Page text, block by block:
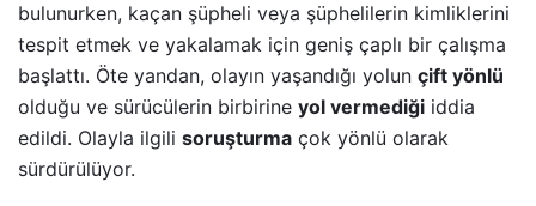
bulunurken, kaçan şüpheli veya şüphelilerin kimliklerini
tespit etmek ve yakalamak için geniş çaplı bir çalışma
başlattı. Öte yandan, olayın yaşandığı yolun çift yönlü
olduğu ve sürücülerin birbirine yol vermediği iddia
edildi. Olayla ilgili soruşturma çok yönlü olarak
sürdürülüyor.